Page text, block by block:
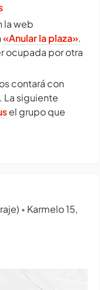
la web
«Anular la plaza».
ocupada por otra
contará con
La siguiente
el grupo que
• Karmelo 15,